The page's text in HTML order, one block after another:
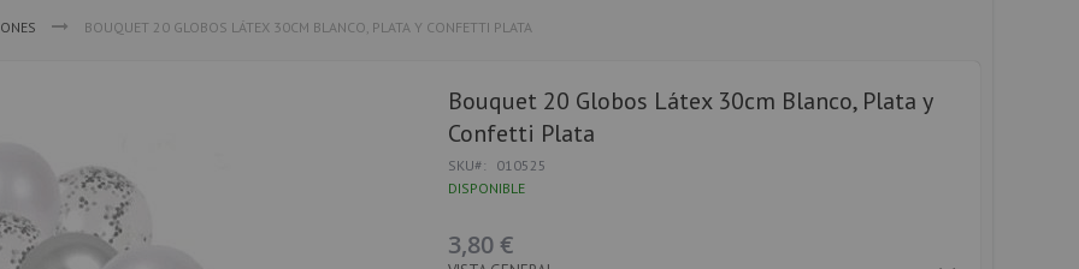
BOUQUET 20 GLOBOS LÁTEX 30CM BLANCO, PLATA Y CONFETTI PLATA
Bouquet 20 Globos Látex 30cm Blanco, Plata y
Confetti Plata
SKU
010525
DISPONIBLE
3,80 €